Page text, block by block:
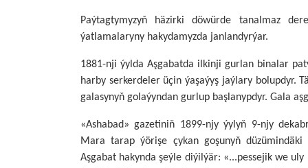
Paýtagtymyzyň häzirki döwürde tanalmaz
ýatlamalaryny hakydamyzda janlandyrýar.
1881-nji ýylda Aşgabatda ilkinji gurlan binalar
harby serkerdeler üçin ýaşaýyş jaýlary bolupdyr.
galasynyň golaýyndan gurlup başlanypdyr. Gala
«Ashabad» gazetiniň 1899-njy ýylyň 9-njy
Mara tarap ýörişe çykan goşunyň
Aşgabat hakynda şeýle diýilýär: «...pessejik we